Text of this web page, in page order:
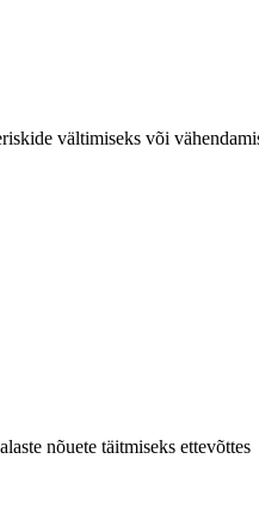
vältimiseks või
nõuete täitmiseks